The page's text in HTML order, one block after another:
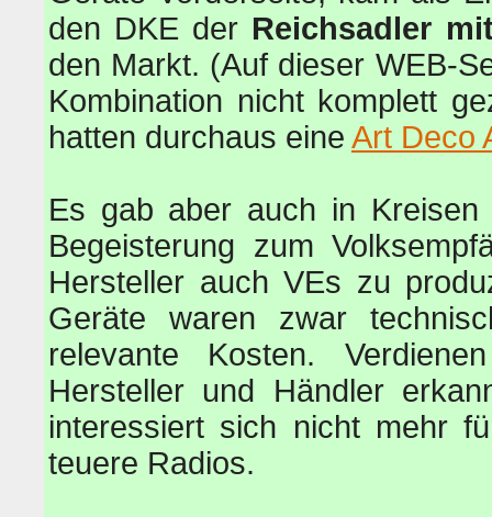
den DKE der Reichsadler
den Markt. (Auf dieser WEB-
Kombination nicht komplett
hatten durchaus eine Art Deco
Es gab aber auch in
Begeisterung zum
Hersteller auch VEs zu
Geräte waren zwar
relevante Kosten.
Hersteller und Händler
interessiert sich nicht mehr
teuere Radios.